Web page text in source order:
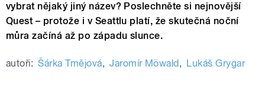
vybrat nějaký jiný název? Poslechněte si nejnovější
Quest – protože i v Seattlu platí, že skutečná noční
můra začíná až po západu slunce.
autoři: Šárka Tmějová, Jaromír Möwald, Lukáš Grygar